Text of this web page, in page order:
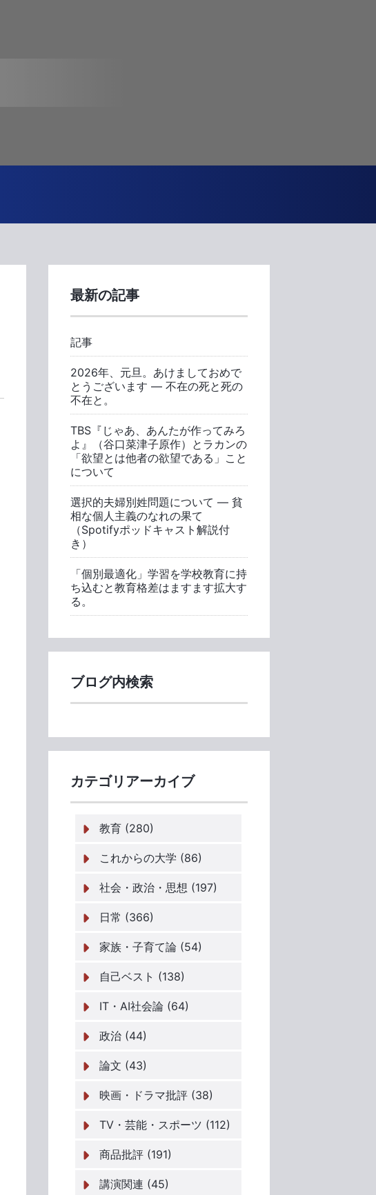
最新の記事
記事
2026年、元旦。あけましておめで
とうございます ― 不在の死と死の
不在と。
TBS『じゃあ、あんたが作ってみろ
よ』（谷口菜津子原作）とラカンの
「欲望とは他者の欲望である」こと
について
選択的夫婦別姓問題について ― 貧
相な個人主義のなれの果て
（Spotifyポッドキャスト解説付
き）
「個別最適化」学習を学校教育に持
ち込むと教育格差はますます拡大す
る。
ブログ内検索
カテゴリアーカイブ
教育 (280)
これからの大学 (86)
社会・政治・思想 (197)
日常 (366)
家族・子育て論 (54)
自己ベスト (138)
IT・AI社会論 (64)
政治 (44)
論文 (43)
映画・ドラマ批評 (38)
TV・芸能・スポーツ (112)
商品批評 (191)
講演関連 (45)